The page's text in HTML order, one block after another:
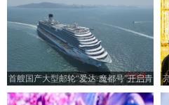
首艘国产大型邮轮“爱达·魔都号”开启青
岛航次